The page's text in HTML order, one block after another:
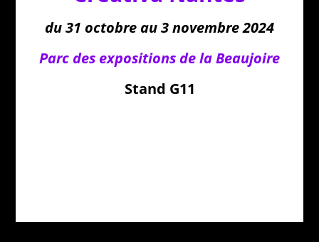
du 31 octobre au 3 novembre 2024
Parc des expositions de la Beaujoire
Stand G11